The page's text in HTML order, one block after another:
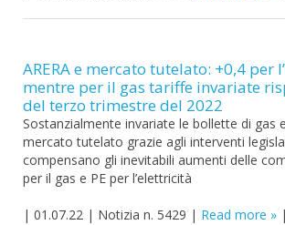
ARERA e mercato tutelato: +0,4 per
mentre per il gas tariffe invariate
del terzo trimestre del 2022
Sostanzialmente invariate le bollette di gas
mercato tutelato grazie agli interventi
compensano gli inevitabili aumenti delle
per il gas e PE per l’elettricità
| 01.07.22 | Notizia n. 5429 | Read more |